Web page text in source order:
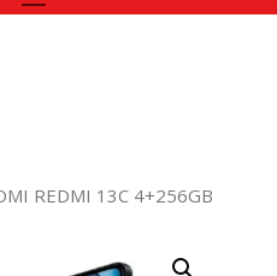
REDMI 13C 4+256GB